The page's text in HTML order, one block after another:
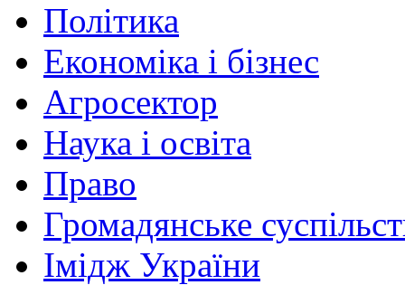
Політика
Економіка і бізнес
Агросектор
Наука і освіта
Право
Громадянське
Імідж України